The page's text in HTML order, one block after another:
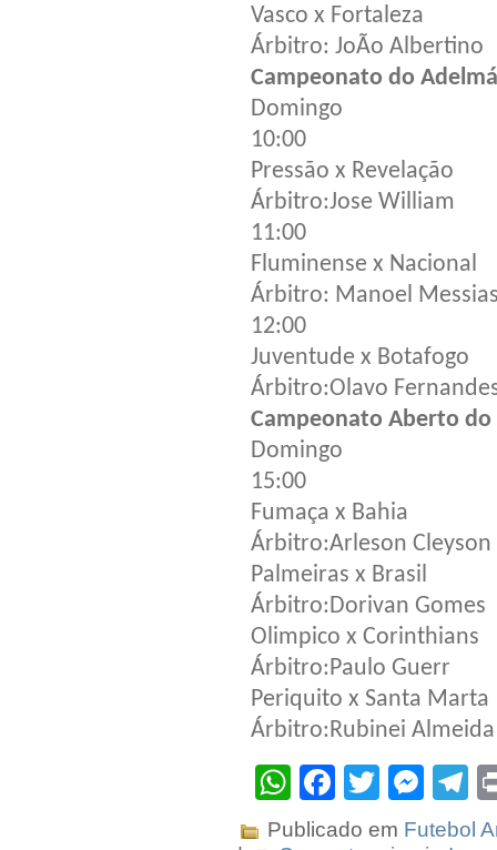
Vasco x Fortaleza
Árbitro: JoÃo Albertino
Campeonato do
Domingo
10:00
Pressão x Revelação
Árbitro:Jose William
11:00
Fluminense x Nacional
Árbitro: Manoel
12:00
Juventude x Botafogo
Árbitro:Olavo
Campeonato Aberto
Domingo
15:00
Fumaça x Bahia
Árbitro:Arleson Cleyson
Palmeiras x Brasil
Árbitro:Dorivan Gomes
Olimpico x Corinthians
Árbitro:Paulo Guerr
Periquito x Santa Marta
Árbitro:Rubinei Almeida
WhatsApp
Facebook
Twitter
Publicado em Futebol